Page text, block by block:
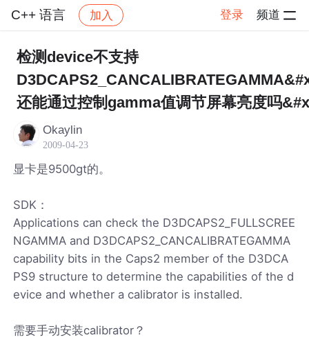
C++ 语言 加入 登录 频道
社区 C++ 语言 帖子详情
检测device不支持
还能通过控制gamma值调节屏幕亮度吗
Okaylin
2009-04-23
显卡是9500gt的。
SDK：
Applications can check the D3DCAPS2_FULLSCREE
NGAMMA and D3DCAPS2_CANCALIBRATEGAMMA
capability bits in the Caps2 member of the D3DCA
PS9 structure to determine the capabilities of the d
evice and whether a calibrator is installed.
需要手动安装calibrator？